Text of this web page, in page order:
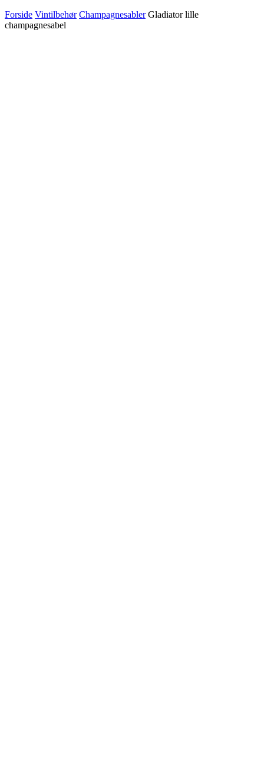
Forside Vintilbehør Champagnesabler Gladiator lille
champagnesabel